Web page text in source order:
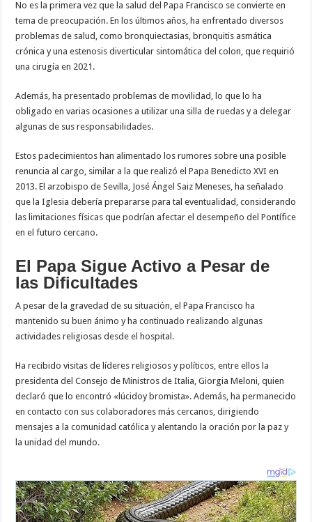
No es la primera vez que la salud del Papa Francisco se convierte en
tema de preocupación. En los últimos años, ha enfrentado diversos
problemas de salud, como bronquiectasias, bronquitis asmática
crónica y una estenosis diverticular sintomática del colon, que requirió
una cirugía en 2021.
Además, ha presentado problemas de movilidad, lo que lo ha
obligado en varias ocasiones a utilizar una silla de ruedas y a delegar
algunas de sus responsabilidades.
Estos padecimientos han alimentado los rumores sobre una posible
renuncia al cargo, similar a la que realizó el Papa Benedicto XVI en
2013. El arzobispo de Sevilla, José Ángel Saiz Meneses, ha señalado
que la Iglesia debería prepararse para tal eventualidad, considerando
las limitaciones físicas que podrían afectar el desempeño del Pontífice
en el futuro cercano.
El Papa Sigue Activo a Pesar de
las Dificultades
A pesar de la gravedad de su situación, el Papa Francisco ha
mantenido su buen ánimo y ha continuado realizando algunas
actividades religiosas desde el hospital.
Ha recibido visitas de líderes religiosos y políticos, entre ellos la
presidenta del Consejo de Ministros de Italia, Giorgia Meloni, quien
declaró que lo encontró «lúcidoy bromista». Además, ha permanecido
en contacto con sus colaboradores más cercanos, dirigiendo
mensajes a la comunidad católica y alentando la oración por la paz y
la unidad del mundo.